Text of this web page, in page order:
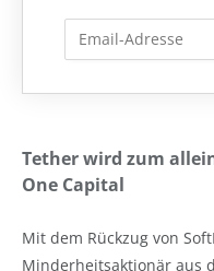
Tether wird zum
One Capital
Mit dem Rückzug von
Minderheitsaktionär aus